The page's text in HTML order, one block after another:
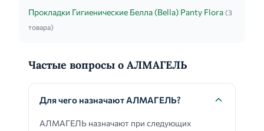
Прокладки Гигиенические Белла (Bella) Panty Flora (3
товара)
Частые вопросы о АЛМАГЕЛЬ
Для чего назначают АЛМАГЕЛЬ?
АЛМАГЕЛЬ назначают при следующих